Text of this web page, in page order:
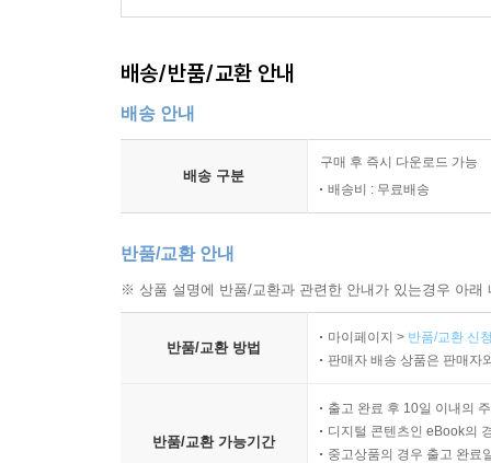
배송/반품/교환 안내
배송 안내
배송 구분
구매 후 즉시 다운로드 가능
배송비 : 무료배송
반품/교환 안내
※ 상품 설명에 반품/교환과 관련한 안내가 있는경우 아
반품/교환 방법
마이페이지 > 반품/교환 신
판매자 배송 상품은 판매자
반품/교환 가능기간
출고 완료 후 10일 이내의
디지털 콘텐츠인 eBook의
중고상품의 경우 출고 완료